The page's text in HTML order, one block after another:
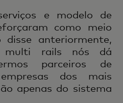
e modelo de
como meio
disse anteriormente,
multi rails nós dá
parceiros de
dos mais
apenas do sistema